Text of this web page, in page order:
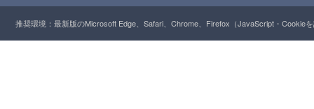
推奨環境：最新版のMicrosoft Edge、Safari、Chrome、Firefox（JavaScript・Cookie